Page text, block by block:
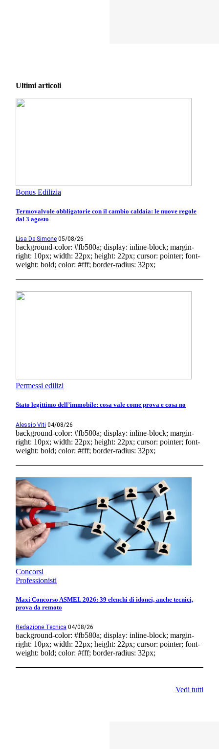
Ultimi articoli
Bonus Edilizia
Termovalvole obbligatorie con il cambio caldaia: le nuove regole
dal 3 agosto
Lisa De Simone 05/08/26
background-color: #fb580a; display: inline-block; margin-
right: 10px; width: 22px; height: 22px; cursor: pointer; font-
weight: bold; color: #fff; border-radius: 32px;
Permessi edilizi
Stato legittimo dell’immobile: cosa vale come prova e cosa no
Alessio Viti 04/08/26
background-color: #fb580a; display: inline-block; margin-
right: 10px; width: 22px; height: 22px; cursor: pointer; font-
weight: bold; color: #fff; border-radius: 32px;
Concorsi
Professionisti
Maxi Concorso ASMEL 2026: 39 elenchi di idonei, anche tecnici,
prova da remoto
Redazione Tecnica 04/08/26
background-color: #fb580a; display: inline-block; margin-
right: 10px; width: 22px; height: 22px; cursor: pointer; font-
weight: bold; color: #fff; border-radius: 32px;
Vedi tutti